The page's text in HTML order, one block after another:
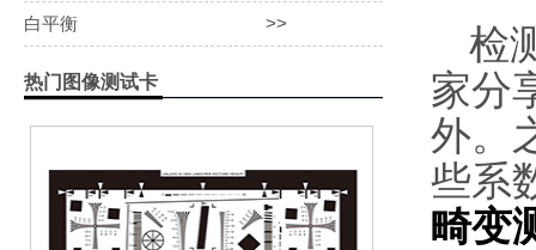
白平衡 >>
热门图像测试卡
检
家分
外。
些系
畸变